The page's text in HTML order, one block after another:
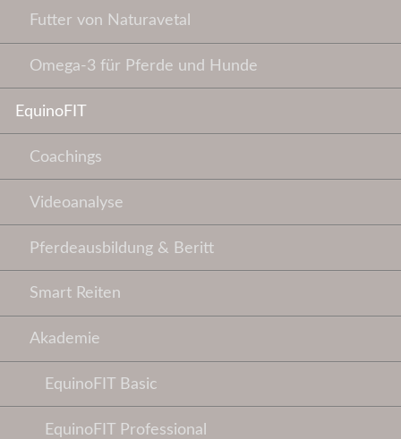
Futter von Naturavetal
Omega-3 für Pferde und Hunde
EquinoFIT
Coachings
Videoanalyse
Pferdeausbildung & Beritt
Smart Reiten
Akademie
EquinoFIT Basic
EquinoFIT Professional